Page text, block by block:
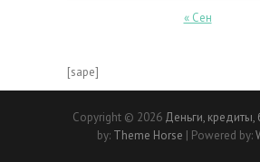
« Сен
[sape]
Copyright © 2026 Деньги, кредиты,
by: Theme Horse | Powered by: